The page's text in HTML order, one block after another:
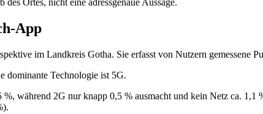
App
im Landkreis Gotha. Sie erfasst von Nutzern gemessene
dominante Technologie ist 5G.
während 2G nur knapp 0,5 % ausmacht und kein Netz ca. 1,1